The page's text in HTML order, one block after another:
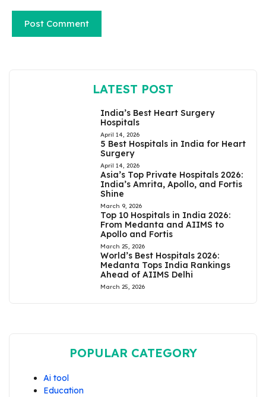
LATEST POST
India’s Best Heart Surgery
Hospitals
April 14, 2026
5 Best Hospitals in India for Heart
Surgery
April 14, 2026
Asia’s Top Private Hospitals 2026:
India’s Amrita, Apollo, and Fortis
Shine
March 9, 2026
Top 10 Hospitals in India 2026:
From Medanta and AIIMS to
Apollo and Fortis
March 25, 2026
World’s Best Hospitals 2026:
Medanta Tops India Rankings
Ahead of AIIMS Delhi
March 25, 2026
POPULAR CATEGORY
Ai tool
Education